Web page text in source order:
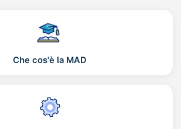
Che cos'è la MAD